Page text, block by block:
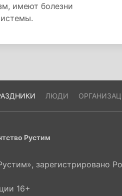
имеют болезни
ЛЮДИ
Рустим
зарегистрировано
16+